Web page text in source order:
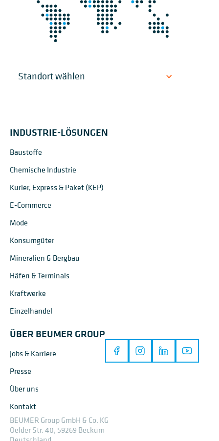
INDUSTRIE-LÖSUNGEN
Baustoffe
Chemische Industrie
Kurier, Express & Paket (KEP)
E-Commerce
Mode
Konsumgüter
Mineralien & Bergbau
Häfen & Terminals
Kraftwerke
Einzelhandel
ÜBER BEUMER GROUP
Jobs & Karriere
Presse
Über uns
Kontakt
BEUMER Group GmbH & Co. KG
Oelder Str. 40, 59269 Beckum